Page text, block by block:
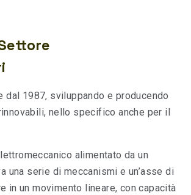
dal 1987, sviluppando e producendo
nello specifico anche per il
alimentato da un
una serie di meccanismi e un’asse di
un movimento lineare, con capacità